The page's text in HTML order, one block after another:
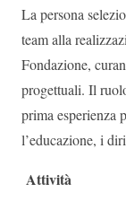
La persona
team alla
Fondazione,
progettuali. Il
prima esperienza
l’educazione, i
Attività